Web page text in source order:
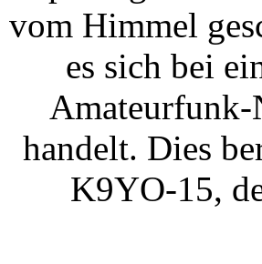
vom Himmel
es sich bei
Amateurfunk-
handelt. Dies
K9YO-15,